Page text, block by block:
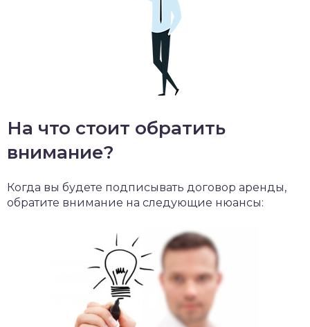
На что стоит обратить
внимание?
Когда вы будете подписывать договор аренды,
обратите внимание на следующие нюансы: